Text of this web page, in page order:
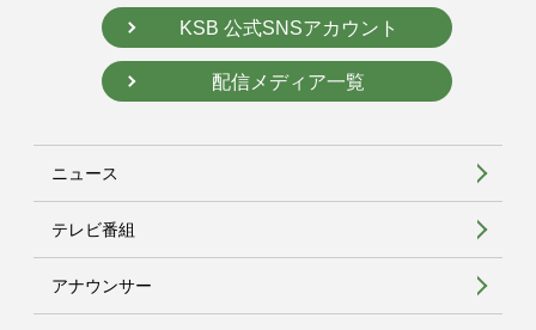
KSB 公式SNSアカウント
配信メディア一覧
ニュース
テレビ番組
アナウンサー